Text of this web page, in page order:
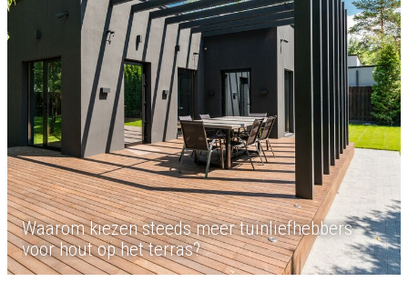
Waarom kiezen steeds meer tuinliefhebbers
voor hout op het terras?